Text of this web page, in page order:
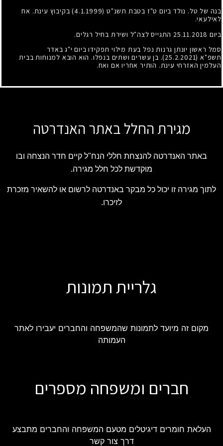
בנה של טל. נולד ביום ט"ז בטבת תשנ"ט (4.1.1999) בקיבוץ עינת. אח
לאילעאי.
ביום 25.11.2018 התגייס לצה"ל ושירת בחיל רגלים.
סמל ראשון יונתן גרנות נפל בעת מילוי תפקידו ביום י"ג באדר
תשפ"א (25.2.2021). בן עשרים ושתים בנפלו. הוא הובא למנוחות בבית
העלמין האזרחי עינת. הותיר אחריו אם ואח.
מגירת החלל באתר האנדרטה
באתר האנדרטה להנצחת חללי הנח"ל קיים חדר הנצחה ובו
מוקדשת לכל חלל מגירה.
לתוך מגירה זו יכול כל מבקר באנדרטה לרשום או להשאיר מזכרת
לזיכרו.
גלריית תמונות
מקום זה מיועד לתמונות שהמשפחה והחברים יעבירו לאתר
העמותה
חברים ומשפחה מספרים
העלאת חומרים דיגיטלים מטעם המשפחה והחברים מתבצע
דרך צור קשר